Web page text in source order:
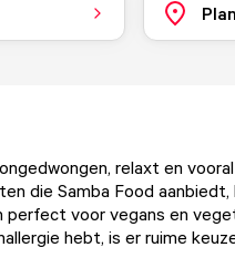
relaxt en
die Samba Food
perfect voor vegans en
hebt, is er ruime